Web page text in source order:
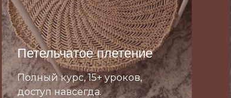
Петельчатое плетение
Полный курс, 15+ уроков,
доступ навсегда.